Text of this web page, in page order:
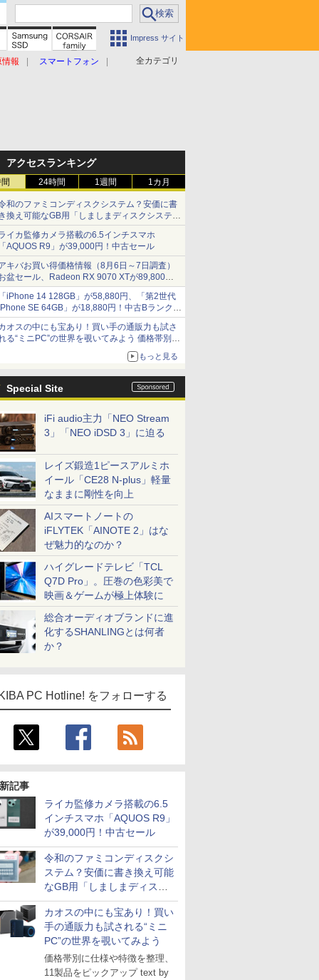
Impress サイト
全カテゴリ
情報 スマートフォン
アクセスランキング
24時間 1週間 1カ月
和のファミコンディスクシステム？安価に書
換え可能なGB用「しましまディスクシステ
」
イカ監修カメラ搭載の6.5インチスマホ
AQUOS R9」が39,000円！中古セール
キバお買い得価格情報（8月6日～7日調査）
盆セール、Radeon RX 9070 XTが89,800
、水平周波数24.8kHz対応の17型モニターが
円、暑さ指数連動セール ほか
iPhone 14 128GB」が58,880円、「第2世代
SE 64GB」が18,880円！中古Bランク品
ール
オスの中にも宝あり！買い手の通販力も試さ
る“ミニPC”の世界を覗いてみよう 価格帯別に
様や特徴を整理、11製品をピックアップ text
もっと見る
Special Site
iFi audio主力「NEO Stream
3」「NEO iDSD 3」に迫る
レイズ鍛造1ピースアルミホ
イール「CE28 N-plus」軽量
なままに剛性を向上
AIスマートノートの
iFLYTEK「AINOTE 2」はな
ぜ魅力的なのか？
ハイグレードテレビ「TCL
Q7D Pro」。圧巻の色彩美で
映画＆ゲームが極上体験に
総合オーディオブランドに進
化するSHANLINGとは何者
か？
PC Hotline! をフォローする
記事
ライカ監修カメラ搭載の6.5
インチスマホ「AQUOS R9」
が39,000円！中古セール
令和のファミコンディスクシ
ステム？安価に書き換え可能
なGB用「しましまディスク
システム」
カオスの中にも宝あり！買い
手の通販力も試される“ミニ
PC”の世界を覗いてみよう
価格帯別に仕様や特徴を整理、
11製品をピックアップ text by